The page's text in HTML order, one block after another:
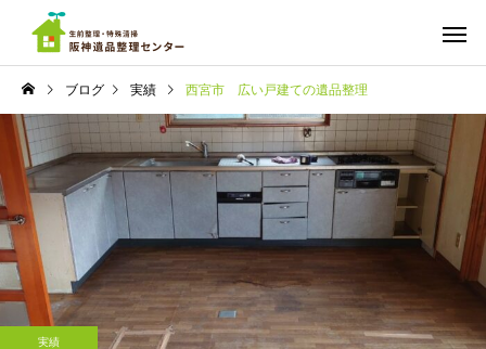
ご依頼までの流れ 料金
実績
ちょっと広めのワンルーム
遺品整理 マンション
ブログ 実績 西宮市 広い戸建ての遺品整理
実績